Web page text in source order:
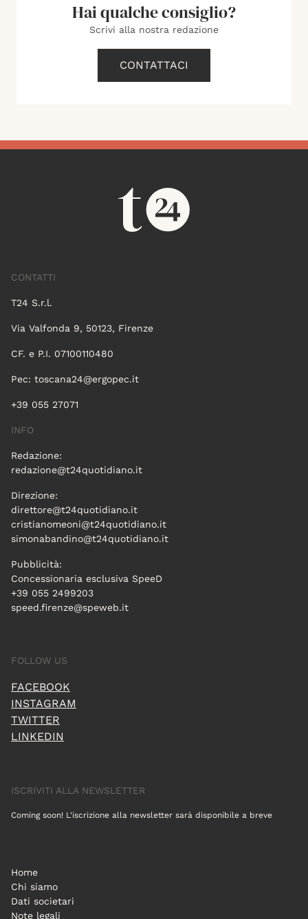
Hai qualche consiglio?
Scrivi alla nostra redazione
CONTATTACI
CONTATTI
T24 S.r.l.
Via Valfonda 9, 50123, Firenze
CF. e P.I. 07100110480
Pec: toscana24@ergopec.it
+39 055 27071
INFO
Redazione:
redazione@t24quotidiano.it
Direzione:
direttore@t24quotidiano.it
cristianomeoni@t24quotidiano.it
simonabandino@t24quotidiano.it
Pubblicità:
Concessionaria esclusiva SpeeD
+39 055 2499203
speed.firenze@speweb.it
FOLLOW US
FACEBOOK
INSTAGRAM
TWITTER
LINKEDIN
ISCRIVITI ALLA NEWSLETTER
Coming soon! L'iscrizione alla newsletter sarà disponibile a breve
Home
Chi siamo
Dati societari
Note legali